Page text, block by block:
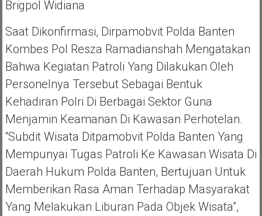
Brigpol Widiana
Saat Dikonfirmasi, Dirpamobvit Polda Banten
Kombes Pol Resza Ramadianshah Mengatakan
Bahwa Kegiatan Patroli Yang Dilakukan Oleh
Personelnya Tersebut Sebagai Bentuk
Kehadiran Polri Di Berbagai Sektor Guna
Menjamin Keamanan Di Kawasan Perhotelan.
“Subdit Wisata Ditpamobvit Polda Banten Yang
Mempunyai Tugas Patroli Ke Kawasan Wisata Di
Daerah Hukum Polda Banten, Bertujuan Untuk
Memberikan Rasa Aman Terhadap Masyarakat
Yang Melakukan Liburan Pada Objek Wisata”,